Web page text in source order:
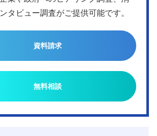
タビュー調査がご提供可能です。
資料請求
無料相談